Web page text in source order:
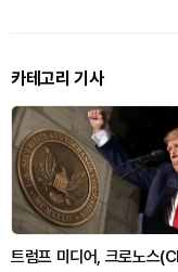
카테고리 기사
트럼프 미디어, 크로노스